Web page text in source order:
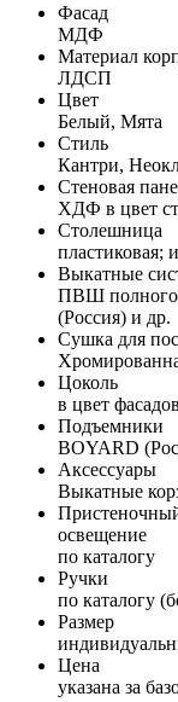
Фасад
МДФ
Материал
ЛДСП
Цвет
Белый, Мята
Стиль
Кантри,
Стеновая
ХДФ в цвет
Столешница
пластиковая;
Выкатные
ПВШ полного
(Россия) и др.
Сушка для
Цоколь
в цвет
Подъемники
BOYARD
Аксессуары
Выкатные
освещение
по каталогу
Ручки
по каталогу
Размер
Цена
указана за